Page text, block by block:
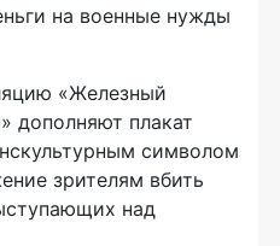
на военные нужды
«Железный
дополняют плакат
символом
зрителям вбить
над